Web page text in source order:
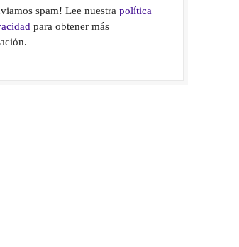
spam! Lee nuestrapolítica
para obtener más